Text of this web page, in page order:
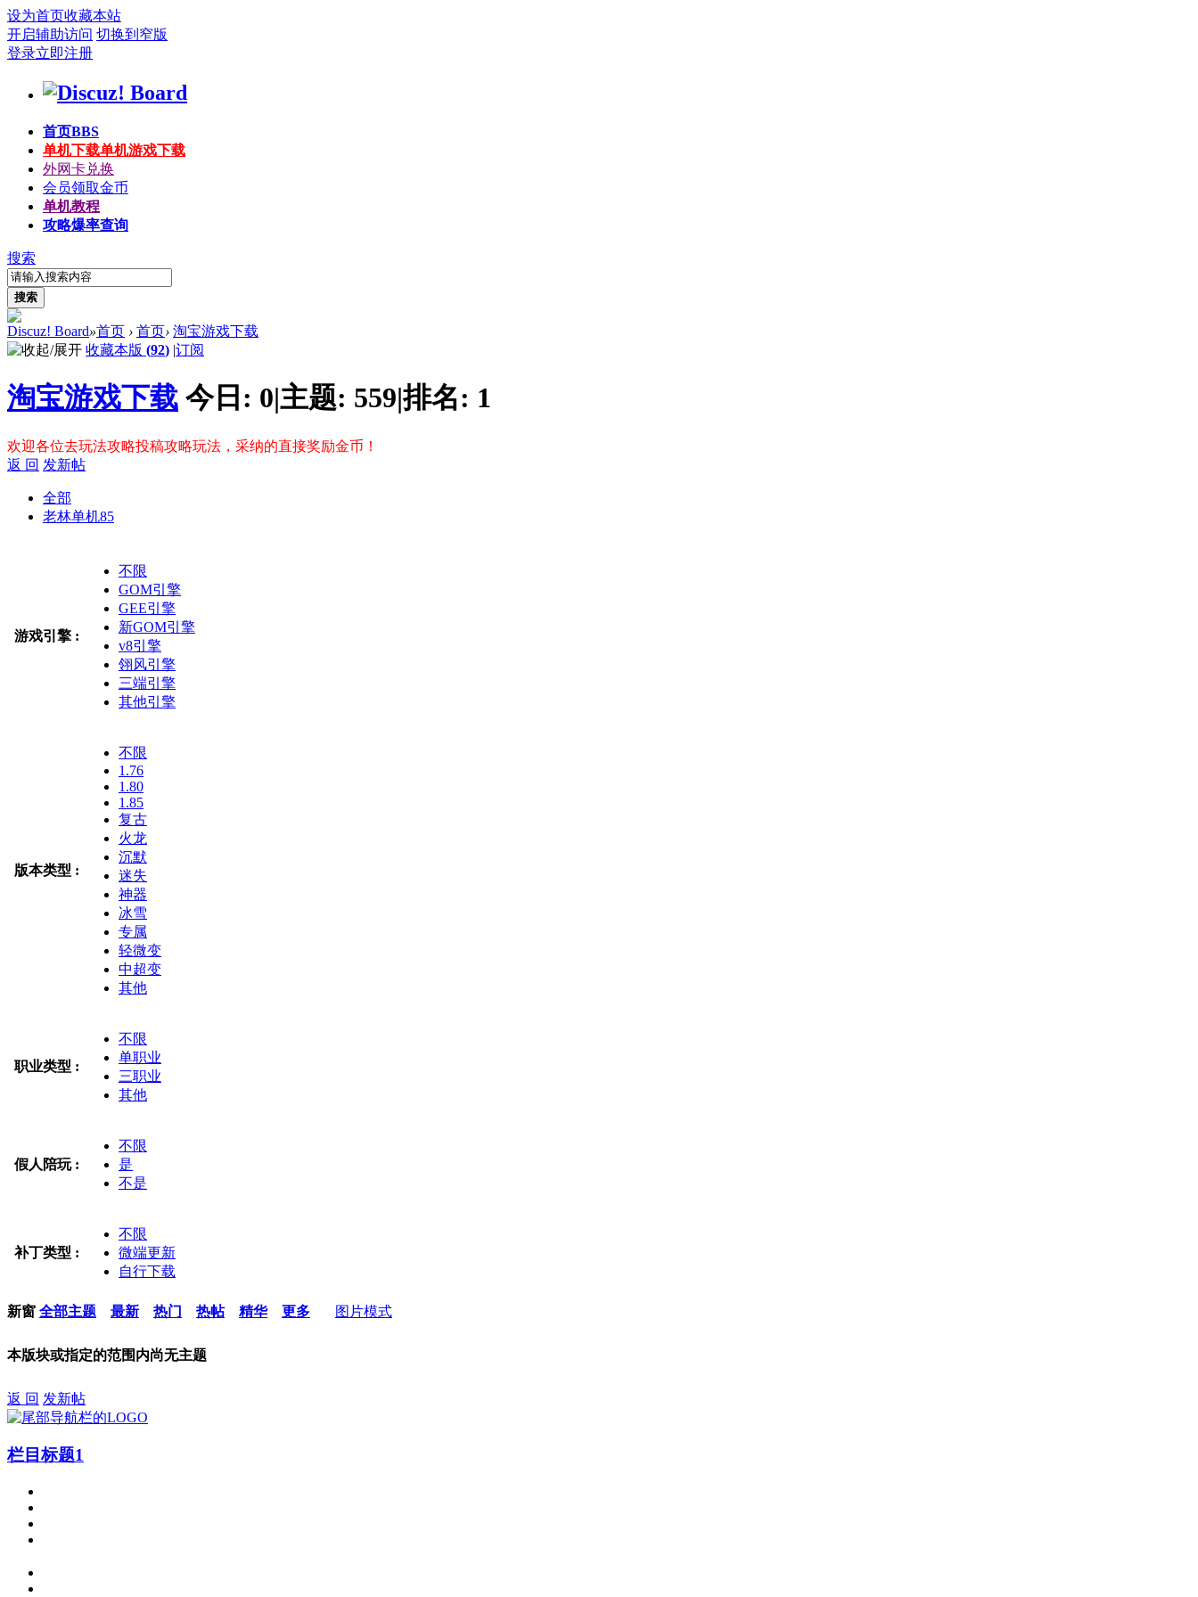
设为首页收藏本站
开启辅助访问 切换到窄版
登录立即注册
首页BBS
单机下载单机游戏下载
外网卡兑换
会员领取金币
单机教程
攻略爆率查询
搜索
搜索
Discuz! Board»首页 › 首页› 淘宝游戏下载
收藏本版 (92) |订阅
淘宝游戏下载 今日: 0|主题: 559|排名: 1
欢迎各位去玩法攻略投稿攻略玩法，采纳的直接奖励金币！
返 回 发新帖
全部
老林单机85
游戏引擎 :
不限
GOM引擎
GEE引擎
新GOM引擎
v8引擎
翎风引擎
三端引擎
其他引擎
版本类型 :
不限
1.76
1.80
1.85
复古
火龙
沉默
迷失
神器
冰雪
专属
轻微变
中超变
其他
职业类型 :
不限
单职业
三职业
其他
假人陪玩 :
不限
是
不是
补丁类型 :
不限
微端更新
自行下载
新窗 全部主题 最新 热门 热帖 精华 更多 图片模式
本版块或指定的范围内尚无主题
返 回 发新帖
栏目标题1